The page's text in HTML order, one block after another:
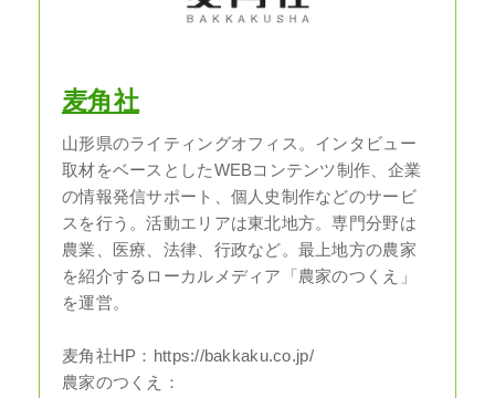
麦角社
山形県のライティングオフィス。インタビュー
取材をベースとしたWEBコンテンツ制作、企業
の情報発信サポート、個人史制作などのサービ
スを行う。活動エリアは東北地方。専門分野は
農業、医療、法律、行政など。最上地方の農家
を紹介するローカルメディア「農家のつくえ」
を運営。
麦角社HP：https://bakkaku.co.jp/
農家のつくえ：